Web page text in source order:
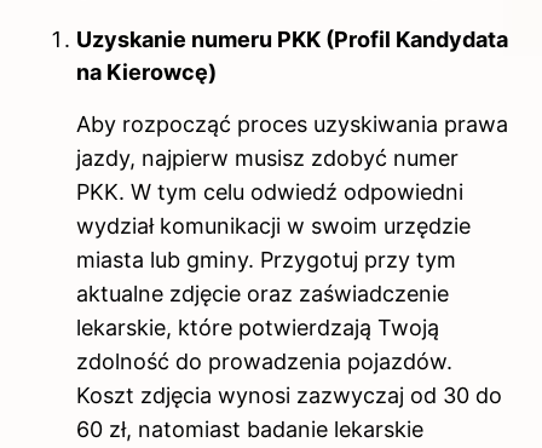
Uzyskanie numeru PKK (Profil Kandydata
na Kierowcę)
Aby rozpocząć proces uzyskiwania prawa
jazdy, najpierw musisz zdobyć numer
PKK. W tym celu odwiedź odpowiedni
wydział komunikacji w swoim urzędzie
miasta lub gminy. Przygotuj przy tym
aktualne zdjęcie oraz zaświadczenie
lekarskie, które potwierdzają Twoją
zdolność do prowadzenia pojazdów.
Koszt zdjęcia wynosi zazwyczaj od 30 do
60 zł, natomiast badanie lekarskie